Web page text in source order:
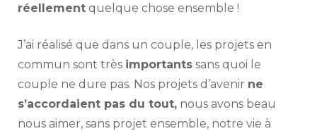
réellement quelque chose ensemble !
J’ai réalisé que dans un couple, les projets en
commun sont très importants sans quoi le
couple ne dure pas. Nos projets d’avenir ne
s’accordaient pas du tout, nous avons beau
nous aimer, sans projet ensemble, notre vie à